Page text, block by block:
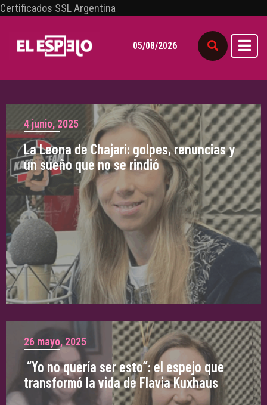
Certificados SSL Argentina
05/08/2026
4 junio, 2025
La Leona de Chajarí: golpes, renuncias y
un sueño que no se rindió
26 mayo, 2025
“Yo no quería ser esto”: el espejo que
transformó la vida de Flavia Kuxhaus